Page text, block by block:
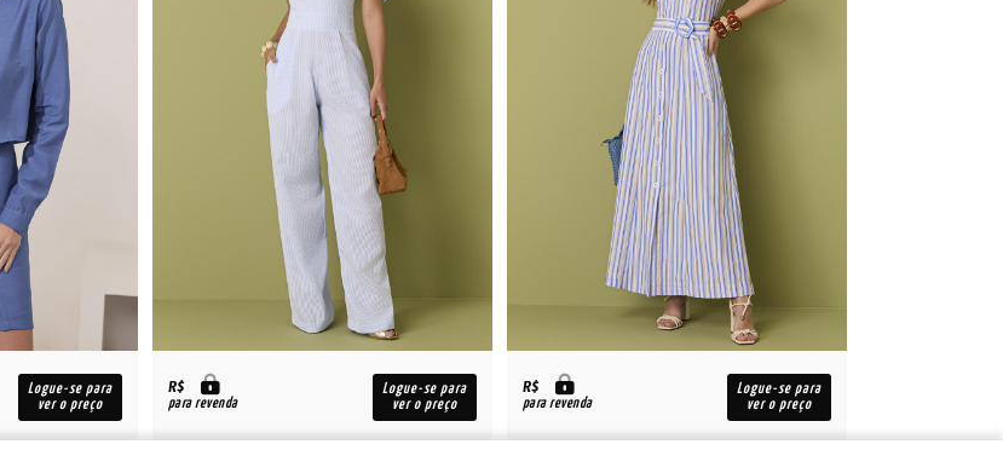
Logue-se para
ver o preço
R$
para revenda
Logue-se para
ver o preço
R$
para revenda
Logue-se para
ver o preço